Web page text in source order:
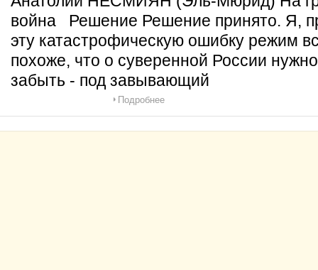
война Решение Решение принято. Я,
эту катастрофическую ошибку режим
похоже, что о суверенной России
забыть - под завывающий
Подробнее